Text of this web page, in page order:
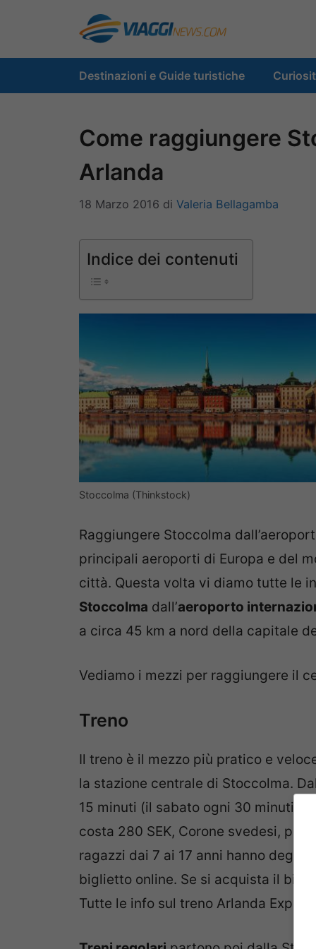
contenuto
Destinazioni e Guide turistiche
Come raggiungere
Arlanda
18 Marzo 2016 di Valeria Bellagamba
Indice dei contenuti
Stoccolma (Thinkstock)
Raggiungere Stoccolma
principali aeroporti di Europa e del
città. Questa volta vi diamo tutte le
Stoccolma dall’aeroporto
a circa 45 km a nord della capitale
Vediamo i mezzi per raggiungere il
Treno
Il treno è il mezzo più pratico e
la stazione centrale di Stoccolma.
15 minuti (il sabato ogni 30 minuti).
costa 280 SEK, Corone svedesi,
ragazzi dai 7 ai 17 anni hanno degli
biglietto online. Se si acquista il
Tutte le info sul treno Arlanda